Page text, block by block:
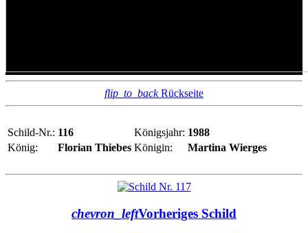
flip_to_backRückseite
Schild-Nr.: 116 Königsjahr: 1988
König:
Florian Thiebes Königin: Martina Wierges
chevron_leftVorheriges Schild